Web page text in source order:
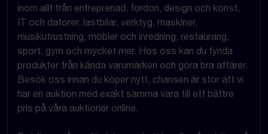
inom allt från entreprenad, fordon, design och konst,
IT och datorer, lastbilar, verktyg, maskiner,
musikutrustning, möbler och inredning, restaurang,
sport, gym och mycket mer. Hos oss kan du fynda
produkter från kända varumärken och göra bra affärer.
Besök oss innan du köper nytt, chansen är stor att vi
har en auktion med exakt samma vara till ett bättre
pris på våra auktioner online.